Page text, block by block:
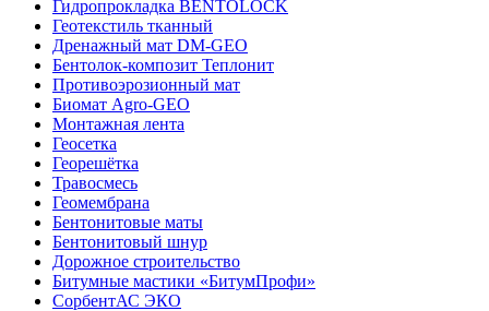
Гидропрокладка BENTOLOCK
Геотекстиль тканный
Дренажный мат DM-GEO
Бентолок-композит Теплонит
Противоэрозионный мат
Биомат Agro-GEO
Монтажная лента
Геосетка
Георешётка
Травосмесь
Геомембрана
Бентонитовые маты
Бентонитовый шнур
Дорожное строительство
Битумные мастики «БитумПрофи»
СорбентАС ЭКО